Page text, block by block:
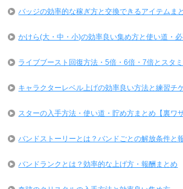
バッジの効率的な稼ぎ方と交換できるアイテムま
かけら(大・中・小)の効率良い集め方と使い道・
ライブブースト回復方法・5倍・6倍・7倍とスタ
キャラクターレベル上げの効率良い方法と練習チ
スターの入手方法・使い道・貯め方まとめ【裏ワ
バンドストーリーとは？バンドごとの解放条件と
バンドランクとは？効率的な上げ方・報酬まとめ